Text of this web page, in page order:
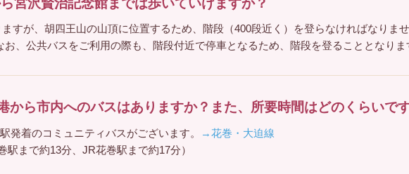
宮沢賢治記念館までは歩いていけますか？
すが、胡四王山の山頂に位置するため、階段（400段近く）を登らなければなりま
お、公共バスをご利用の際も、階段付近で停車となるため、階段を登ることとなりま
から市内へのバスはありますか？また、所要時間はどのくらいで
発着のコミュニティバスがございます。
→花巻・大迫線
駅まで約13分、JR花巻駅まで約17分）